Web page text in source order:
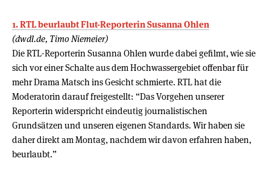
1. RTL beurlaubt Flut-Reporterin Susanna Ohlen
(dwdl.de, Timo Niemeier)
Die RTL-Reporterin Susanna Ohlen wurde dabei gefilmt, wie sie
sich vor einer Schalte aus dem Hochwassergebiet offenbar für
mehr Drama Matsch ins Gesicht schmierte. RTL hat die
Moderatorin darauf freigestellt: “Das Vorgehen unserer
Reporterin widerspricht eindeutig journalistischen
Grundsätzen und unseren eigenen Standards. Wir haben sie
daher direkt am Montag, nachdem wir davon erfahren haben,
beurlaubt.”